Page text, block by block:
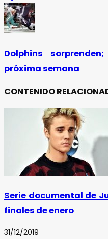
Dolphins
próxima semana
CONTENIDO
Serie documental de
finales de enero
31/12/2019